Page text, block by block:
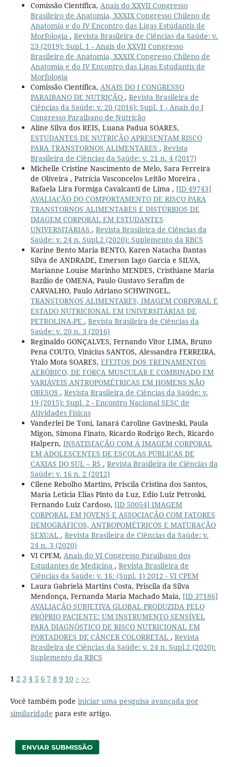
Comissão Científica, Anais do XXVII Congresso
Brasileiro de Anatomia, XXXIX Congresso Chileno de
Anatomia e do IV Encontro das Ligas Estudantis de
Morfologia , Revista Brasileira de Ciências da Saúde: v.
23 (2019): Supl. 1 - Anais do XXVII Congresso
Brasileiro de Anatomia, XXXIX Congresso Chileno de
Anatomia e do IV Encontro das Ligas Estudantis de
Morfologia
Comissão Científica, ANAIS DO I CONGRESSO
PARAIBANO DE NUTRIÇÃO , Revista Brasileira de
Ciências da Saúde: v. 20 (2016): Supl. 1 - Anais do I
Congresso Paraibano de Nutrição
Aline Silva dos REIS, Luana Padua SOARES,
ESTUDANTES DE NUTRIÇÃO APRESENTAM RISCO
PARA TRANSTORNOS ALIMENTARES , Revista
Brasileira de Ciências da Saúde: v. 21 n. 4 (2017)
Michelle Cristine Nascimento de Melo, Sara Ferreira
de Oliveira , Patrícia Vasconcelos Leitão Moreira ,
Rafaela Lira Formiga Cavalcanti de Lima , [ID 49743]
AVALIAÇÃO DO COMPORTAMENTO DE RISCO PARA
TRANSTORNOS ALIMENTARES E DISTÚRBIOS DE
IMAGEM CORPORAL EM ESTUDANTES
UNIVERSITÁRIAS , Revista Brasileira de Ciências da
Saúde: v. 24 n. Supl.2 (2020): Suplemento da RBCS
Karine Bento Maria BENTO, Karen Natacha Dantas
Silva de ANDRADE, Emerson Iago Garcia e SILVA,
Marianne Louise Marinho MENDES, Cristhiane Maria
Bazílio de OMENA, Paulo Gustavo Serafim de
CARVALHO, Paulo Adriano SCHWINGEL,
TRANSTORNOS ALIMENTARES, IMAGEM CORPORAL E
ESTADO NUTRICIONAL EM UNIVERSITÁRIAS DE
PETROLINA-PE , Revista Brasileira de Ciências da
Saúde: v. 20 n. 3 (2016)
Reginaldo GONÇALVES, Fernando Vitor LIMA, Bruno
Pena COUTO, Vinicius SANTOS, Alessandra FERREIRA,
Ytalo Mota SOARES, EFEITOS DOS TREINAMENTOS
AERÓBICO, DE FORÇA MUSCULAR E COMBINADO EM
VARIÁVEIS ANTROPOMÉTRICAS EM HOMENS NÃO
OBESOS , Revista Brasileira de Ciências da Saúde: v.
19 (2015): Supl. 2 - Encontro Nacional SESC de
Atividades Físicas
Vanderlei De Toni, Ianará Caroline Gavineski, Paula
Migon, Simona Finato, Ricardo Rodrigo Rech, Ricardo
Halpern, INSATISFAÇÃO COM A IMAGEM CORPORAL
EM ADOLESCENTES DE ESCOLAS PÚBLICAS DE
CAXIAS DO SUL – RS , Revista Brasileira de Ciências da
Saúde: v. 16 n. 2 (2012)
Cilene Rebolho Martins, Priscila Cristina dos Santos,
Maria Leticia Elias Pinto da Luz, Edio Luiz Petroski,
Fernando Luiz Cardoso, [ID 50054] IMAGEM
CORPORAL EM JOVENS E ASSOCIAÇÃO COM FATORES
DEMOGRÁFICOS, ANTROPOMÉTRICOS E MATURAÇÃO
SEXUAL , Revista Brasileira de Ciências da Saúde: v.
24 n. 3 (2020)
VI CPEM, Anais do VI Congresso Paraibano dos
Estudantes de Medicina , Revista Brasileira de
Ciências da Saúde: v. 16: (Supl. 1) 2012 - VI CPEM
Laura Gabriela Martins Costa, Priscila da Silva
Mendonça, Fernanda Maria Machado Maia, [ID 37186]
AVALIAÇÃO SUBJETIVA GLOBAL PRODUZIDA PELO
PRÓPRIO PACIENTE: UM INSTRUMENTO SENSÍVEL
PARA DIAGNÓSTICO DE RISCO NUTRICIONAL EM
PORTADORES DE CÂNCER COLORRETAL , Revista
Brasileira de Ciências da Saúde: v. 24 n. Supl.2 (2020):
Suplemento da RBCS
1 2 3 4 5 6 7 8 9 10 > >>
Você também pode iniciar uma pesquisa avançada por
similaridade para este artigo.
ENVIAR SUBMISSÃO